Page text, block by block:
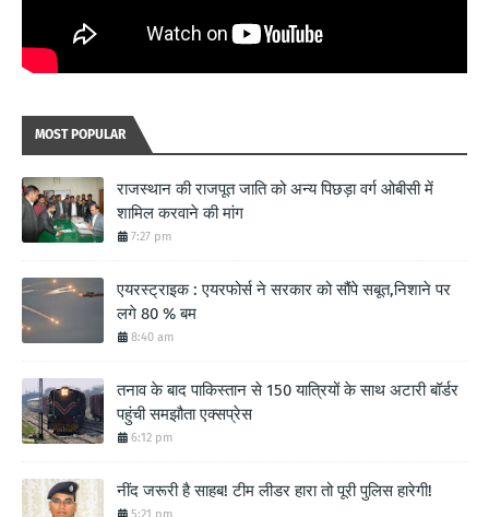
MOST POPULAR
राजस्थान की राजपूत जाति को अन्य पिछड़ा वर्ग ओबीसी में
शामिल करवाने की मांग
7:27 pm
एयरस्ट्राइक : एयरफोर्स ने सरकार को सौंपे सबूत,निशाने पर
लगे 80 % बम
8:40 am
तनाव के बाद पाकिस्तान से 150 यात्रियों के साथ अटारी बॉर्डर
पहुंची समझौता एक्सप्रेस
6:12 pm
नींद जरूरी है साहब! टीम लीडर हारा तो पूरी पुलिस हारेगी!
5:21 pm